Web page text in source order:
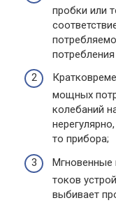
пробки или
мощных
колебаний
то прибора;
Мгновенные
токов
выбивает